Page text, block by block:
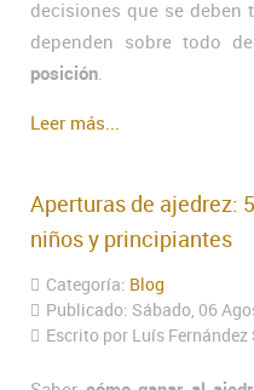
decisiones que se deben
dependen sobre todo
posición
Leer más...
Aperturas de ajedrez:
niños y principiantes
Categoría: Blog
Publicado: Sábado, 06
Escrito por Luís Fernández